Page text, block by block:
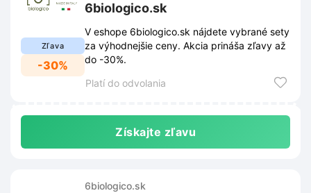
Zľava
-30%
6biologico.sk
V eshope 6biologico.sk nájdete vybrané sety
za výhodnejšie ceny. Akcia prináša zľavy až
do -30%.
Platí do odvolania
Získajte zľavu
6biologico.sk